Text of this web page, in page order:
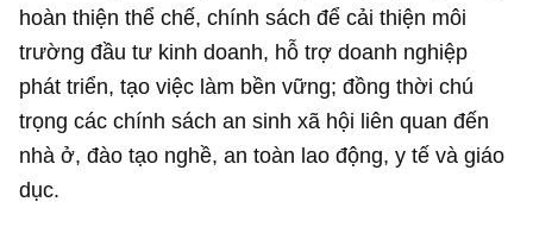
hoàn thiện thể chế, chính sách để cải thiện môi
trường đầu tư kinh doanh, hỗ trợ doanh nghiệp
phát triển, tạo việc làm bền vững; đồng thời chú
trọng các chính sách an sinh xã hội liên quan đến
nhà ở, đào tạo nghề, an toàn lao động, y tế và giáo
dục.